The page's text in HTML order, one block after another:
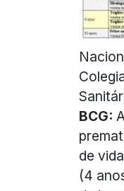
BCG:
de
(4